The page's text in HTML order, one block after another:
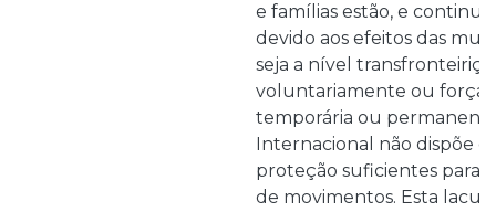
e famílias estão, e
devido aos efeitos das
seja a nível
voluntariamente ou
temporária ou
Internacional não dispõe
proteção suficientes para
de movimentos. Esta